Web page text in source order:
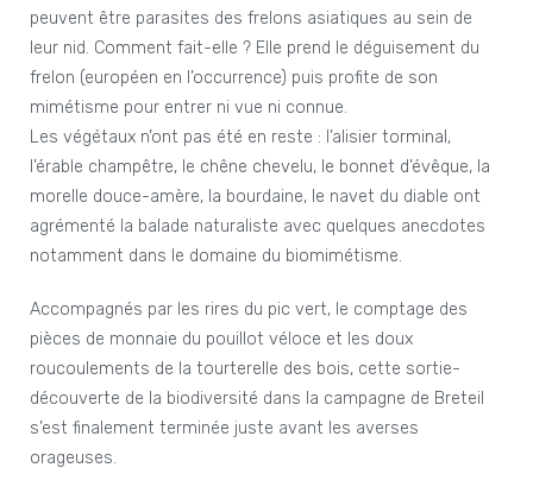
peuvent être parasites des frelons asiatiques au sein de
leur nid. Comment fait-elle ? Elle prend le déguisement du
frelon (européen en l’occurrence) puis profite de son
mimétisme pour entrer ni vue ni connue.
Les végétaux n’ont pas été en reste : l’alisier torminal,
l’érable champêtre, le chêne chevelu, le bonnet d’évêque, la
morelle douce-amère, la bourdaine, le navet du diable ont
agrémenté la balade naturaliste avec quelques anecdotes
notamment dans le domaine du biomimétisme.
Accompagnés par les rires du pic vert, le comptage des
pièces de monnaie du pouillot véloce et les doux
roucoulements de la tourterelle des bois, cette sortie-
découverte de la biodiversité dans la campagne de Breteil
s’est finalement terminée juste avant les averses
orageuses.